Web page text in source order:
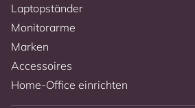
Laptopständer
Monitorarme
Marken
Accessoires
Home-Office einrichten